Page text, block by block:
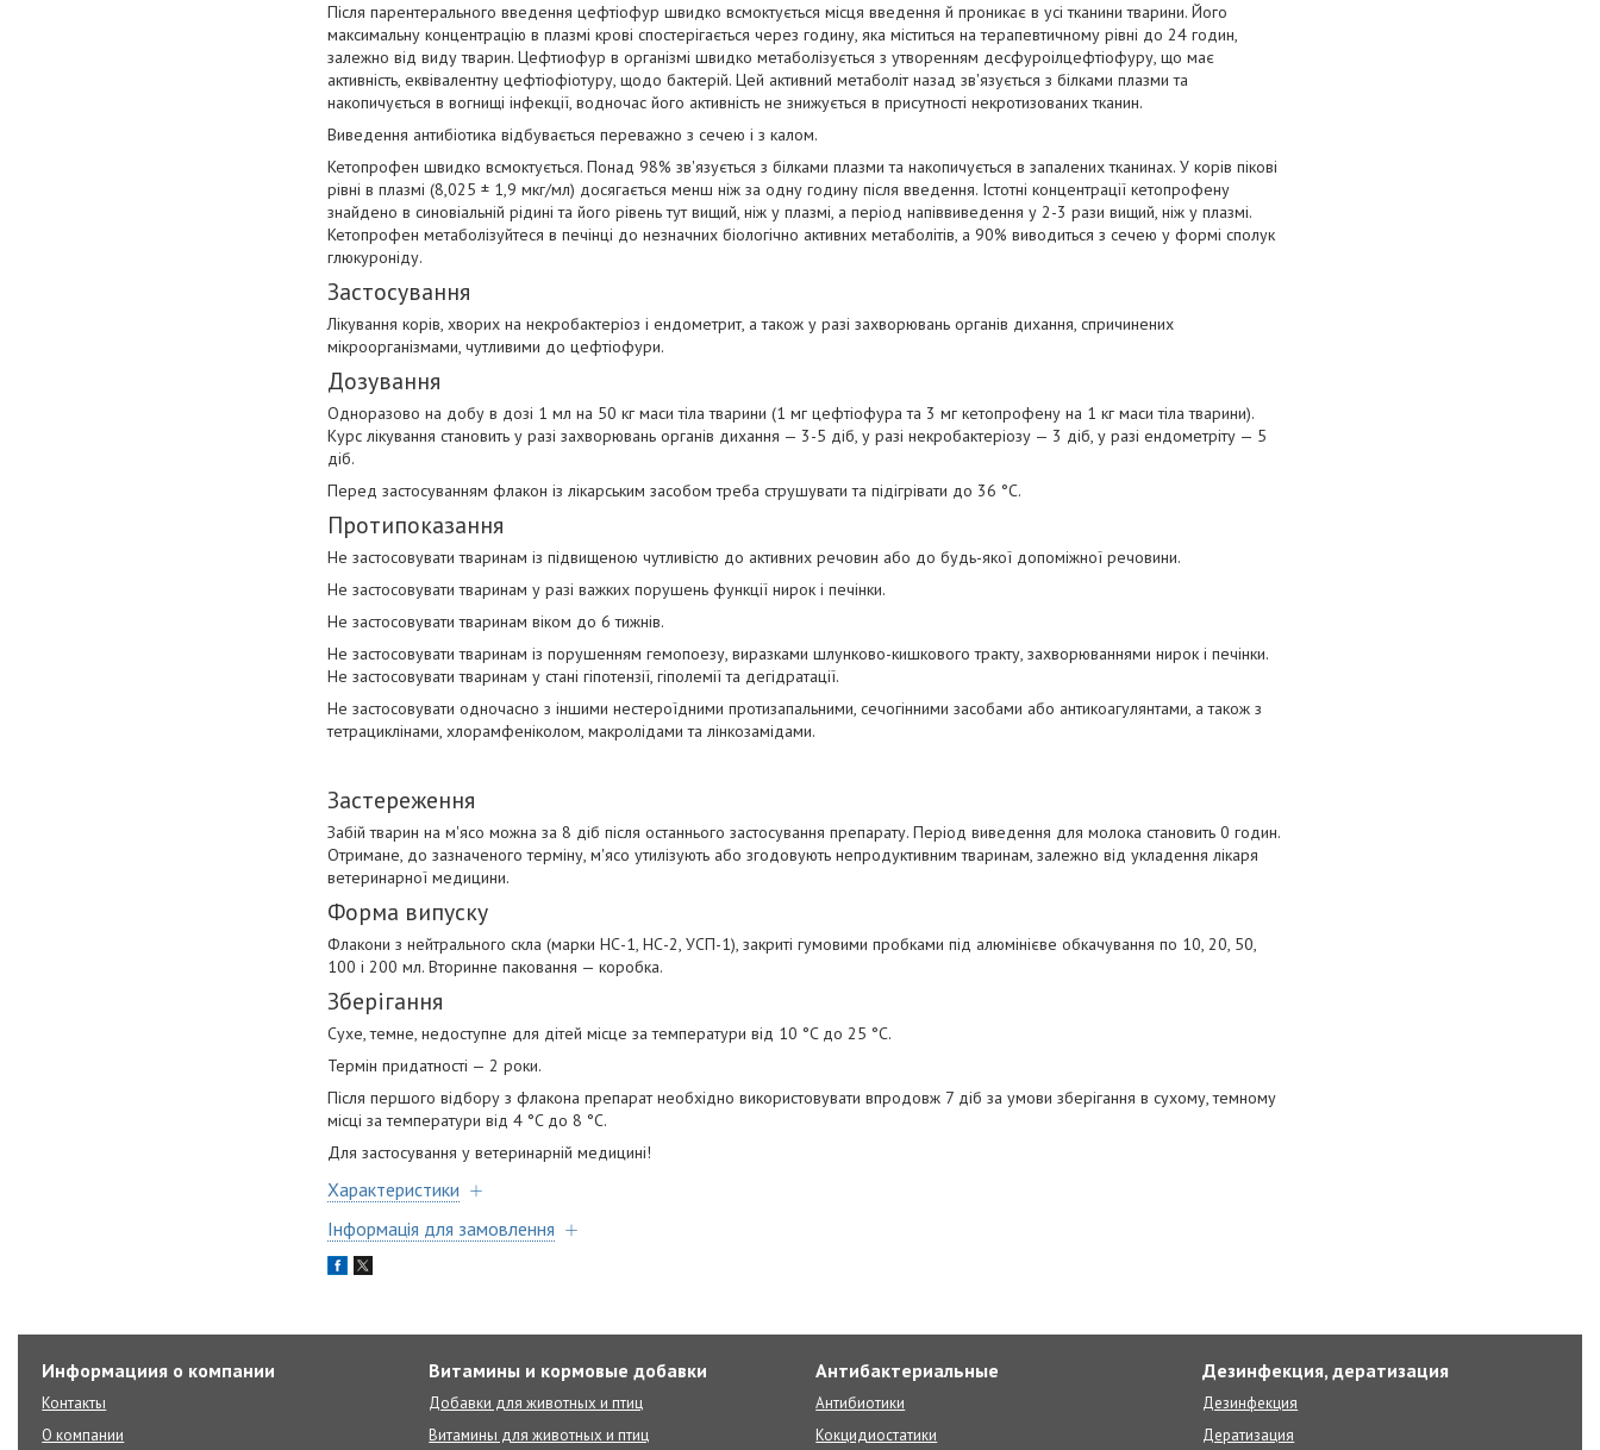
Після парентерального введення цефтіофур швидко всмоктується місця введення й проникає в усі тканини тварини. Його
максимальну концентрацію в плазмі крові спостерігається через годину, яка міститься на терапевтичному рівні до 24 годин,
залежно від виду тварин. Цефтиофур в організмі швидко метаболізується з утворенням десфуроілцефтіофуру, що має
активність, еквівалентну цефтіофіотуру, щодо бактерій. Цей активний метаболіт назад зв'язується з білками плазми та
накопичується в вогнищі інфекції, водночас його активність не знижується в присутності некротизованих тканин.
Виведення антибіотика відбувається переважно з сечею і з калом.
Кетопрофен швидко всмоктується. Понад 98% зв'язується з білками плазми та накопичується в запалених тканинах. У корів пікові
рівні в плазмі (8,025 ± 1,9 мкг/мл) досягається менш ніж за одну годину після введення. Істотні концентрації кетопрофену
знайдено в синовіальній рідині та його рівень тут вищий, ніж у плазмі, а період напіввиведення у 2-3 рази вищий, ніж у плазмі.
Кетопрофен метаболізуйтеся в печінці до незначних біологічно активних метаболітів, а 90% виводиться з сечею у формі сполук
глюкуроніду.
Застосування
Лікування корів, хворих на некробактеріоз і ендометрит, а також у разі захворювань органів дихання, спричинених
мікроорганізмами, чутливими до цефтіофури.
Дозування
Одноразово на добу в дозі 1 мл на 50 кг маси тіла тварини (1 мг цефтіофура та 3 мг кетопрофену на 1 кг маси тіла тварини).
Курс лікування становить у разі захворювань органів дихання — 3-5 діб, у разі некробактеріозу — 3 діб, у разі ендометріту — 5
діб.
Перед застосуванням флакон із лікарським засобом треба струшувати та підігрівати до 36 °C.
Протипоказання
Не застосовувати тваринам із підвищеною чутливістю до активних речовин або до будь-якої допоміжної речовини.
Не застосовувати тваринам у разі важких порушень функції нирок і печінки.
Не застосовувати тваринам віком до 6 тижнів.
Не застосовувати тваринам із порушенням гемопоезу, виразками шлунково-кишкового тракту, захворюваннями нирок і печінки.
Не застосовувати тваринам у стані гіпотензії, гіполемії та дегідратації.
Не застосовувати одночасно з іншими нестероїдними протизапальними, сечогінними засобами або антикоагулянтами, а також з
тетрациклінами, хлорамфеніколом, макролідами та лінкозамідами.
Застереження
Забій тварин на м'ясо можна за 8 діб після останнього застосування препарату. Період виведення для молока становить 0 годин.
Отримане, до зазначеного терміну, м'ясо утилізують або згодовують непродуктивним тваринам, залежно від укладення лікаря
ветеринарної медицини.
Форма випуску
Флакони з нейтрального скла (марки НС-1, НС-2, УСП-1), закриті гумовими пробками під алюмінієве обкачування по 10, 20, 50,
100 і 200 мл. Вторинне паковання — коробка.
Зберігання
Сухе, темне, недоступне для дітей місце за температури від 10 °C до 25 °C.
Термін придатності — 2 роки.
Після першого відбору з флакона препарат необхідно використовувати впродовж 7 діб за умови зберігання в сухому, темному
місці за температури від 4 °C до 8 °C.
Для застосування у ветеринарній медицині!
Характеристики
Інформація для замовлення
Информациия о компании
Контакты
О компании
Витамины и кормовые добавки
Добавки для животных и птиц
Витамины для животных и птиц
Антибактериальные
Антибиотики
Кокцидиостатики
Дезинфекция, дератизация
Дезинфекция
Дератизация